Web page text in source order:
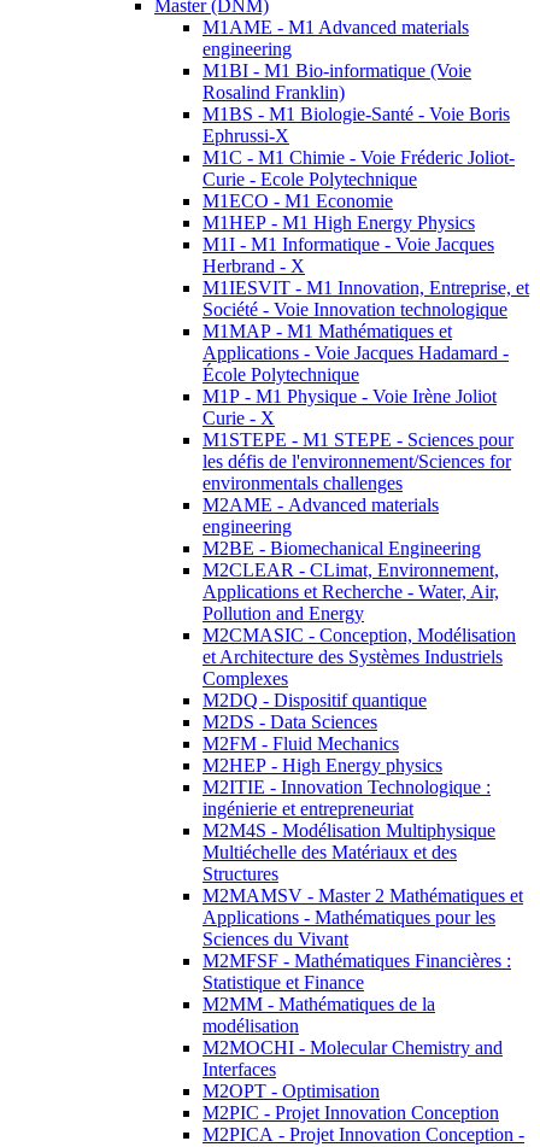
Master (DNM)
M1AME - M1 Advanced materials
engineering
M1BI - M1 Bio-informatique (Voie
Rosalind Franklin)
M1BS - M1 Biologie-Santé - Voie Boris
Ephrussi-X
M1C - M1 Chimie - Voie Fréderic Joliot-
Curie - Ecole Polytechnique
M1ECO - M1 Economie
M1HEP - M1 High Energy Physics
M1I - M1 Informatique - Voie Jacques
Herbrand - X
M1IESVIT - M1 Innovation, Entreprise, et
Société - Voie Innovation technologique
M1MAP - M1 Mathématiques et
Applications - Voie Jacques Hadamard -
École Polytechnique
M1P - M1 Physique - Voie Irène Joliot
Curie - X
M1STEPE - M1 STEPE - Sciences pour
les défis de l'environnement/Sciences for
environmentals challenges
M2AME - Advanced materials
engineering
M2BE - Biomechanical Engineering
M2CLEAR - CLimat, Environnement,
Applications et Recherche - Water, Air,
Pollution and Energy
M2CMASIC - Conception, Modélisation
et Architecture des Systèmes Industriels
Complexes
M2DQ - Dispositif quantique
M2DS - Data Sciences
M2FM - Fluid Mechanics
M2HEP - High Energy physics
M2ITIE - Innovation Technologique :
ingénierie et entrepreneuriat
M2M4S - Modélisation Multiphysique
Multiéchelle des Matériaux et des
Structures
M2MAMSV - Master 2 Mathématiques et
Applications - Mathématiques pour les
Sciences du Vivant
M2MFSF - Mathématiques Financières :
Statistique et Finance
M2MM - Mathématiques de la
modélisation
M2MOCHI - Molecular Chemistry and
Interfaces
M2OPT - Optimisation
M2PIC - Projet Innovation Conception
M2PICA - Projet Innovation Conception -